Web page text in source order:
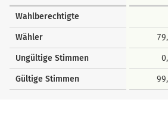
Wahlberechtigte
Wähler
Ungültige Stimmen
Gültige Stimmen